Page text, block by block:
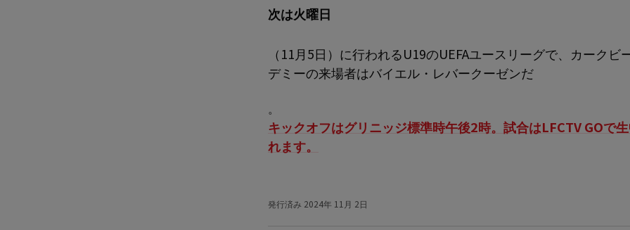
次は火曜日
（11月5日）に行われるU19のUEFAユースリーグで、カークビ
デミーの来場者はバイエル・レバークーゼンだ
。
キックオフはグリニッジ標準時午後2時。試合はLFCTV GOで
れます。
発行済み 2024年 11月 2日